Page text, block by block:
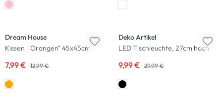
Dream House
Kissen " Orangen" 45x45cm
7,99 € 12,99 €
Deko Artikel
LED Tischleuchte, 27cm hoch
9,99 € 29,99 €